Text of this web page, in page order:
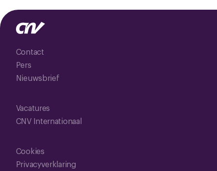
Contact
Pers
Nieuwsbrief
Vacatures
CNV Internationaal
Cookies
Privacyverklaring